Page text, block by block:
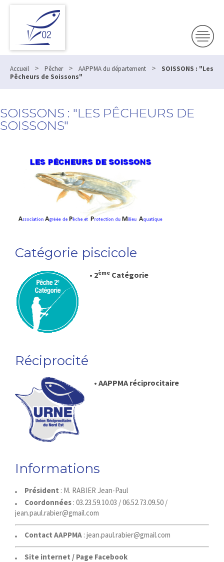
Accueil > Pêcher > AAPPMA du département >
SOISSONS : "Les
Pêcheurs de Soissons"
SOISSONS : "LES PÊCHEURS DE
SOISSONS"
Catégorie piscicole
• 2ème Catégorie
Réciprocité
• AAPPMA réciprocitaire
Informations
Président : M. RABIER Jean-Paul
Coordonnées : 03.23.59.10.03 / 06.52.73.09.50 /
jean.paul.rabier@gmail.com
Contact AAPPMA : jean.paul.rabier@gmail.com
Site internet / Page Facebook